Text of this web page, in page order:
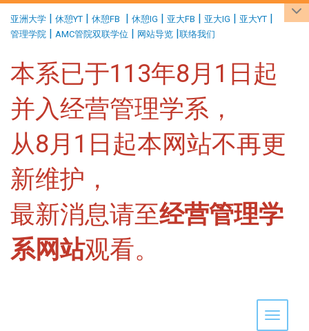
亚洲大学 | 休憩YT | 休憩FB | 休憩IG | 亚大FB | 亚大IG | 亚大YT |
管理学院 | AMC管院双联学位 | 网站导览 |联络我们
本系已于113年8月1日起
并入经营管理学系，
从8月1日起本网站不再更
新维护，
最新消息请至经营管理学
系网站观看。
Toggle